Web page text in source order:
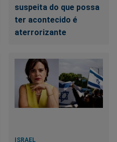
suspeita do que possa
ter acontecido é
aterrorizante
ISRAEL